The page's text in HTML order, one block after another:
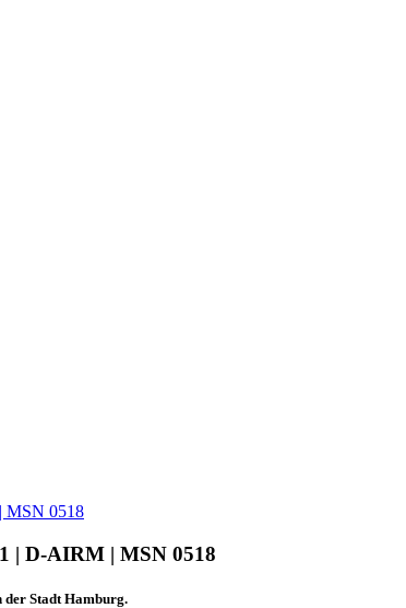
MSN 0518
| D-AIRM | MSN 0518
Stadt Hamburg.